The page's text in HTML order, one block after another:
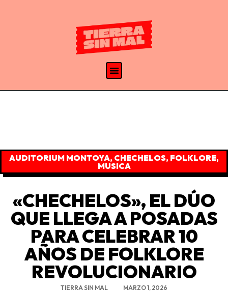
AUDITORIUM MONTOYA, CHECHELOS, FOLKLORE,
MUSICA
«CHECHELOS», EL DÚO
QUE LLEGA A POSADAS
PARA CELEBRAR 10
AÑOS DE FOLKLORE
REVOLUCIONARIO
TIERRA SIN MAL MARZO 1, 2026